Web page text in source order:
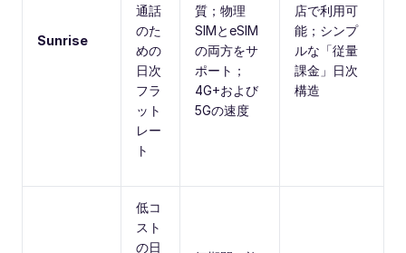
Sunrise
通話
のた
めの
日次
フラ
ット
レー
ト
質；物理
SIMとeSIM
の両方をサ
ポート；
4G+および
5Gの速度
店で利用可
能；シンプ
ルな「従量
課金」日次
構造
低コ
スト
の日